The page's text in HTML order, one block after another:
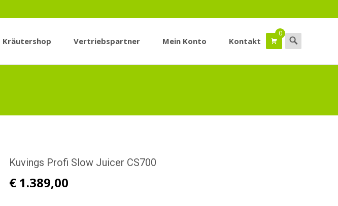
Kräutershop Vertriebspartner Mein Konto Kontakt
0 Suchen
nach:
Kuvings Profi Slow Juicer CS700
€ 1.389,00